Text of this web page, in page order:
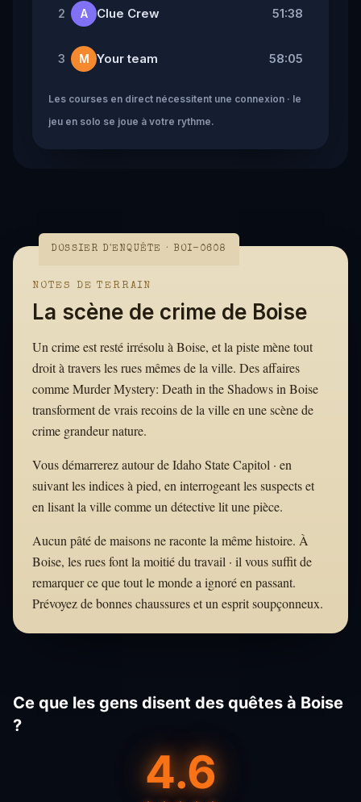
2 A Clue Crew 51:38
3 M Your team 58:05
Les courses en direct nécessitent une connexion · le
jeu en solo se joue à votre rythme.
DOSSIER D'ENQUÊTE · BOI-0608
NOTES DE TERRAIN
La scène de crime de Boise
Un crime est resté irrésolu à Boise, et la piste mène tout
droit à travers les rues mêmes de la ville. Des affaires
comme Murder Mystery: Death in the Shadows in Boise
transforment de vrais recoins de la ville en une scène de
crime grandeur nature.
Vous démarrerez autour de Idaho State Capitol · en
suivant les indices à pied, en interrogeant les suspects et
en lisant la ville comme un détective lit une pièce.
Aucun pâté de maisons ne raconte la même histoire. À
Boise, les rues font la moitié du travail · il vous suffit de
remarquer ce que tout le monde a ignoré en passant.
Prévoyez de bonnes chaussures et un esprit soupçonneux.
Ce que les gens disent des quêtes à Boise
?
4.6